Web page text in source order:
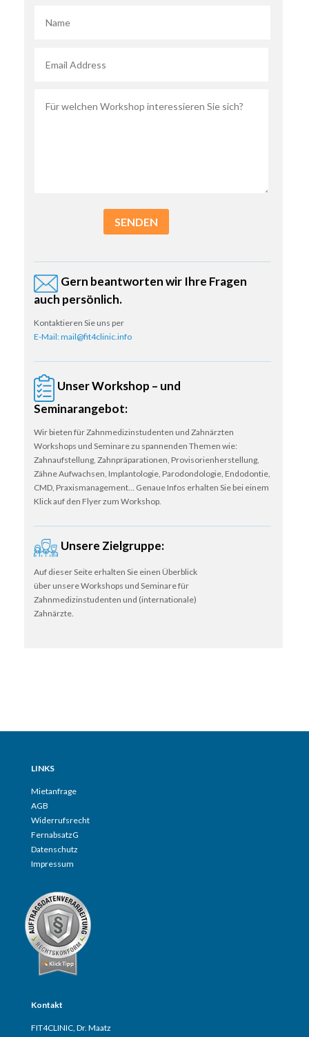
SENDEN
Gern beantworten wir Ihre Fragen
auch persönlich.
Kontaktieren Sie uns per
E-Mail: mail@fit4clinic.info
Unser Workshop – und
Seminarangebot:
Wir bieten für Zahnmedizinstudenten und Zahnärzten
Workshops und Seminare zu spannenden Themen wie:
Zahnaufstellung, Zahnpräparationen, Provisorienherstellung,
Zähne Aufwachsen, Implantologie, Parodondologie, Endodontie,
CMD, Praxismanagement… Genaue Infos erhalten Sie bei einem
Klick auf den Flyer zum Workshop.
Unsere Zielgruppe:
Auf dieser Seite erhalten Sie einen Überblick
über unsere Workshops und Seminare für
Zahnmedizinstudenten und (internationale)
Zahnärzte.
LINKS
Mietanfrage
AGB
Widerrufsrecht
FernabsatzG
Datenschutz
Impressum
Kontakt
FIT4CLINIC, Dr. Maatz